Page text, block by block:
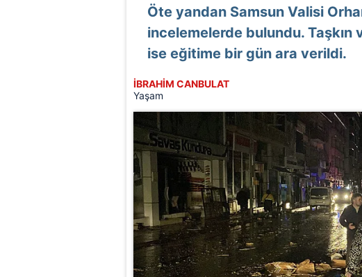
Öte yandan Samsun Valisi
incelemelerde bulundu.
ise eğitime bir gün ara verildi.
İBRAHİM CANBULAT
Yaşam